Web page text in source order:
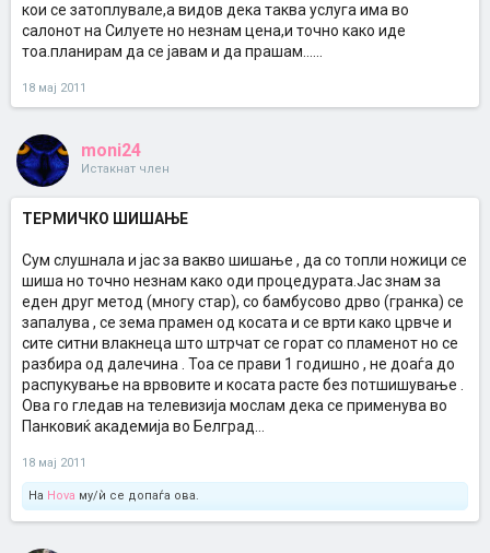
кои се затоплувале,а видов дека таква услуга има во
салонот на Силуете но незнам цена,и точно како иде
тоа.планирам да се јавам и да прашам......
18 мај 2011
moni24
Истакнат член
ТЕРМИЧКО ШИШАЊЕ
Сум слушнала и јас за вакво шишање , да со топли ножици се
шиша но точно незнам како оди процедурата.Јас знам за
еден друг метод (многу стар), со бамбусово дрво (гранка) се
запалува , се зема прамен од косата и се врти како црвче и
сите ситни влакнеца што штрчат се горат со пламенот но се
разбира од далечина . Тоа се прави 1 годишно , не доаѓа до
распукување на врвовите и косата расте без потшишување .
Ова го гледав на телевизија мослам дека се применува во
Панковиќ академија во Белград...
18 мај 2011
На Hova му/ѝ се допаѓа ова.